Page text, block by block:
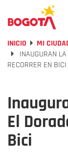
INICIO
MI
INAUGURAN
RECORRER EN BICI
El
Bici